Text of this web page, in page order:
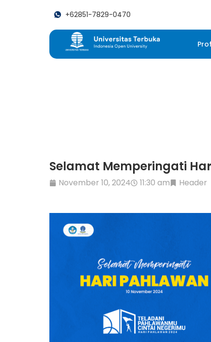
+62851-7829-0470
Selamat Memperingati
November 10, 2024 11:30 am Header